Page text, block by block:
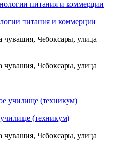
питания и коммерции
чувашия, Чебоксары, улица
чувашия, Чебоксары, улица
училище (техникум)
чувашия, Чебоксары, улица